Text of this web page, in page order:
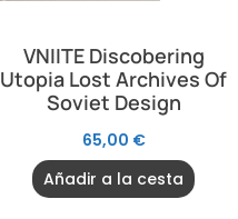
VNIITE Discobering
Utopia Lost Archives Of
Soviet Design
65,00 €
Añadir a la cesta